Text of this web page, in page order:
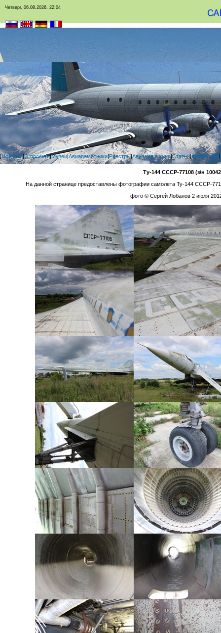
Четверг, 06.08.2026, 22:04
|Новости|О проекте|Музеи|Авиапамятники|Реестры|Авиация в кино|Статьи|Фотоархив|
Ту-144 СССР-77108 (з/н
На данной странице предоставлены фотографии самолета Ту-144 СССР-
фото © Сергей Лобанов 2 июля